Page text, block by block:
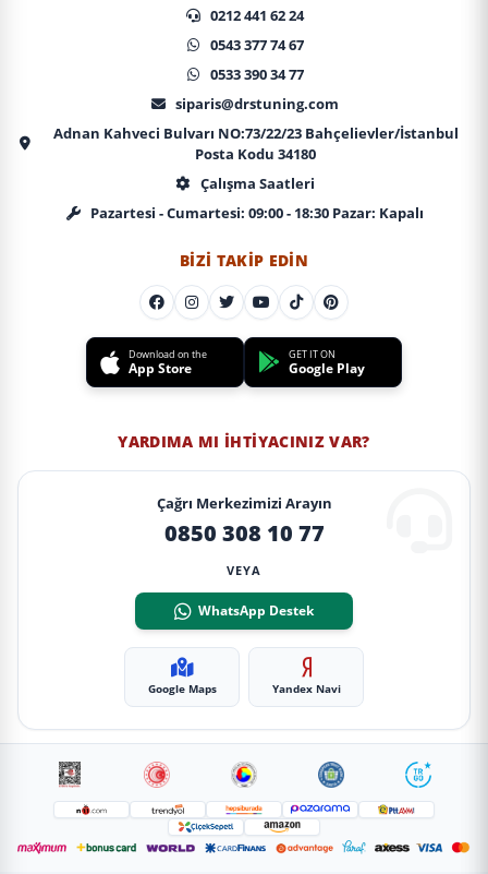
0212 441 62 24
0543 377 74 67
0533 390 34 77
siparis@drstuning.com
Adnan Kahveci Bulvarı NO:73/22/23 Bahçelievler/İstanbul
Posta Kodu 34180
Çalışma Saatleri
Pazartesi - Cumartesi: 09:00 - 18:30 Pazar: Kapalı
BIZI TAKIP EDIN
Download on the
App Store
GET IT ON
Google Play
YARDIMA MI İHTIYACINIZ VAR?
Çağrı Merkezimizi Arayın
0850 308 10 77
VEYA
WhatsApp Destek
Google Maps Yandex Navi